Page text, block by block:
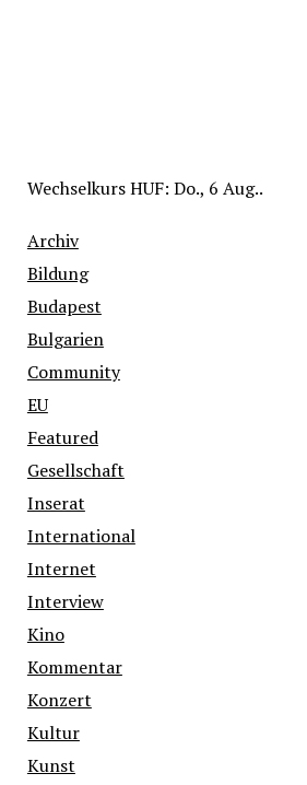
WechselkursHUF: Do., 6 Aug..
Archiv
Bildung
Budapest
Bulgarien
Community
EU
Featured
Gesellschaft
Inserat
International
Internet
Interview
Kino
Kommentar
Konzert
Kultur
Kunst